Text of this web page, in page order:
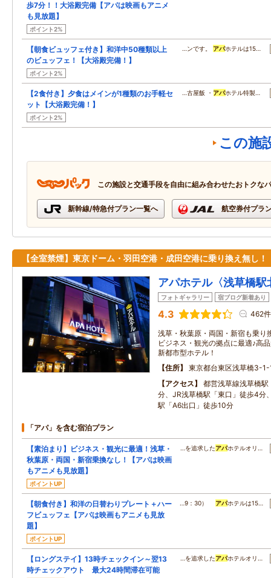
歩7分！！大浴殿完備【アパは映画もアニメ
も見放題】
ポイント2%
【朝食ビュッフェ付き】和洋中50種類以上
のビュッフェ！【大浴殿完備！】
ポイント2%
…ンです。 アパホテルは15…
【2食付き】夕食はメインが1種類のお手軽セ
ット【大浴殿完備！】
ポイント2%
…古屋飯 ・ アパホテル特製…
この施
この施設と交通手段を自由に組み合わせたおトクな
新幹線/特急付プラン一覧へ 航空券付プラ
【全室禁煙】東京ドーム・羽田空港・成田空港に乗り換え無し！
アパホテル〈浅草橋駅
フォトギャラリー 宿ブログ新着あり
4.3 462件
浅草・秋葉原・両国・新宿も乗り
ビジネス・観光の拠点に最適♪高
新都市型ホテル！
住所
東京都台東区浅草橋3-
アクセス
都営浅草線浅草橋
分、JR浅草橋駅「東口」徒歩4分
駅「A6出口」徒歩10分
「アパ」を含む宿泊プラン
【素泊まり】ビジネス・観光に最適！浅草・
秋葉原・両国・新宿乗換なし！【アパは映画
もアニメも見放題】
ポイントUP
…を追求したアパホテルオリ…
【朝食付き】和洋の日替わりプレート＋ハー
フビュッフェ【アパは映画もアニメも見放
題】
ポイントUP
…9：30） アパホテルは15…
【ロングステイ】13時チェックイン～翌13
時チェックアウト 最大24時間滞在可能
…を追求したアパホテルオリ…